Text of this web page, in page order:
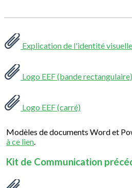
Explication de l'identité
Logo EEF (bande rectangulaire)
Logo EEF (carré)
Modèles de documents Word et
à ce lien.
Kit de Communication